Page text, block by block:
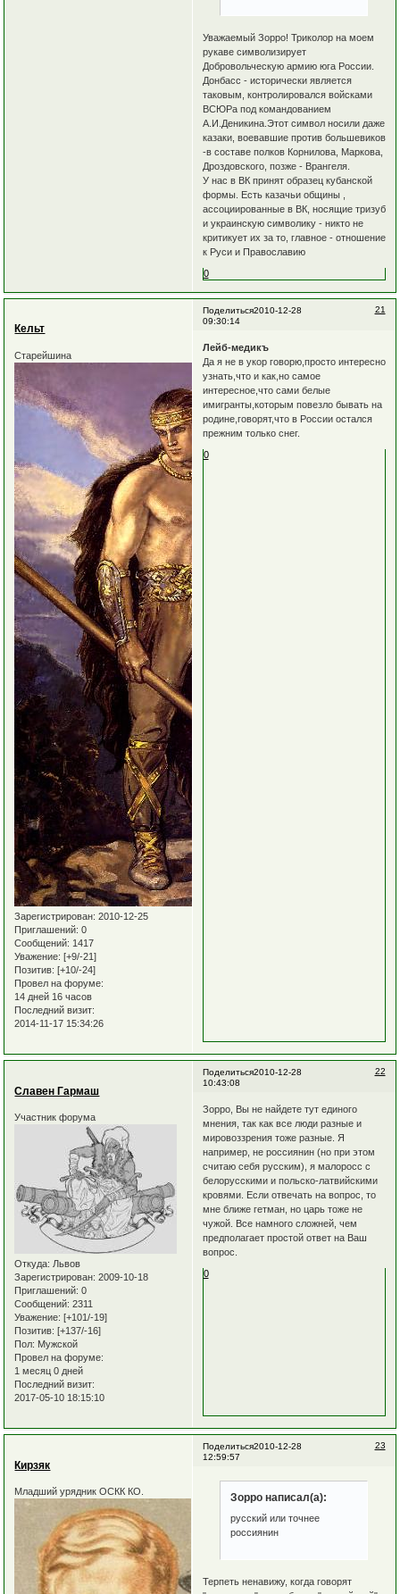
Уважаемый Зорро! Триколор на моем
рукаве символизирует
Добровольческую армию юга России.
Донбасс - исторически является
таковым, контролировался войсками
ВСЮРа под командованием
А.И.Деникина.Этот символ носили даже
казаки, воевавшие против большевиков
-в составе полков Корнилова, Маркова,
Дроздовского, позже - Врангеля.
У нас в ВК принят образец кубанской
формы. Есть казачьи общины ,
ассоциированные в ВК, носящие тризуб
и украинскую символику - никто не
критикует их за то, главное - отношение
к Руси и Православию
0
Поделиться 21
2010-12-28
09:30:14
Кельт
Старейшина
Зарегистрирован: 2010-12-25
Приглашений: 0
Сообщений: 1417
Уважение: [+9/-21]
Позитив: [+10/-24]
Провел на форуме:
14 дней 16 часов
Последний визит:
2014-11-17 15:34:26
Лейб-медикъ
Да я не в укор говорю,просто интересно
узнать,что и как,но самое
интересное,что сами белые
имигранты,которым повезло бывать на
родине,говорят,что в России остался
прежним только снег.
0
Поделиться 22
2010-12-28
10:43:08
Славен Гармаш
Участник форума
Откуда: Львов
Зарегистрирован: 2009-10-18
Приглашений: 0
Сообщений: 2311
Уважение: [+101/-19]
Позитив: [+137/-16]
Пол: Мужской
Провел на форуме:
1 месяц 0 дней
Последний визит:
2017-05-10 18:15:10
Зорро, Вы не найдете тут единого
мнения, так как все люди разные и
мировоззрения тоже разные. Я
например, не россиянин (но при этом
считаю себя русским), я малоросс с
белорусскими и польско-латвийскими
кровями. Если отвечать на вопрос, то
мне ближе гетман, но царь тоже не
чужой. Все намного сложней, чем
предполагает простой ответ на Ваш
вопрос.
0
Поделиться 23
2010-12-28
12:59:57
Кирзяк
Младший урядник ОСКК КО. Зорро написал(а):
русский или точнее
россиянин
Терпеть ненавижу, когда говорят